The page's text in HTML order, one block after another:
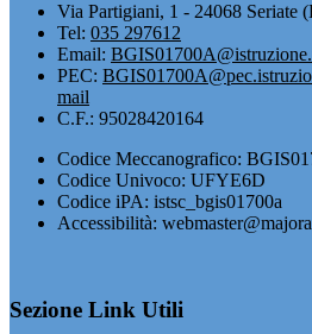
Via Partigiani, 1 - 24068 Seriate
Tel: 035 297612
Email:
PEC:
mail
C.F.: 95028420164
Codice Meccanografico:
Codice Univoco: UFYE6D
Codice iPA: istsc_bgis01700a
Accessibilità:
Sezione Link Utili